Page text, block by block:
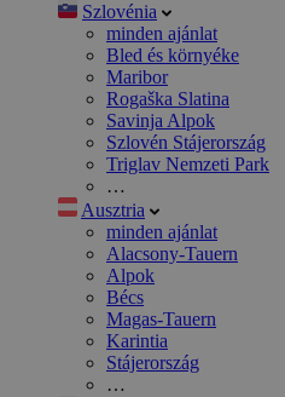
Szlovénia
minden ajánlat
Bled és környéke
Maribor
Rogaška Slatina
Savinja Alpok
Szlovén Stájerország
Triglav Nemzeti Park
…
Ausztria
minden ajánlat
Alacsony-Tauern
Alpok
Bécs
Magas-Tauern
Karintia
Stájerország
…